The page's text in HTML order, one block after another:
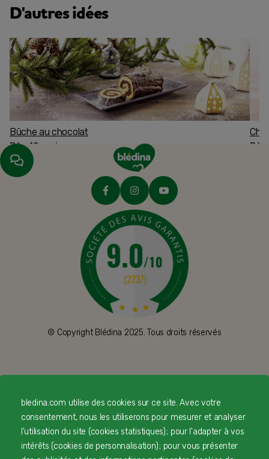
D'autres idées
Bûche au chocolat
Dès 12 mois
© Copyright Blédina 2025. Tous droits réservés
PAIEMENT SÉCURISÉ
bledina.com utilise des cookies sur ce site. Avec votre
consentement, nous les utiliserons pour mesurer et analyser
l'utilisation du site (cookies statistiques) ; pour l'adapter à vos
intérêts (cookies de personnalisation) ; pour vous présenter